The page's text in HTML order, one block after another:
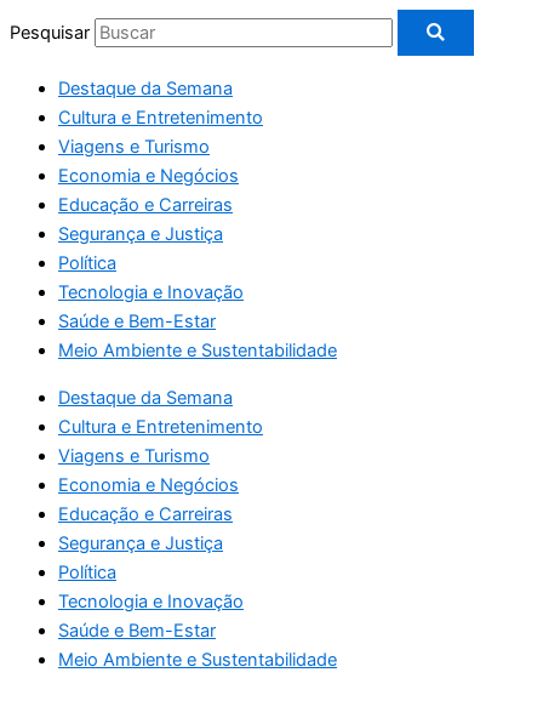
Pesquisar
Destaque da Semana
Cultura e Entretenimento
Viagens e Turismo
Economia e Negócios
Educação e Carreiras
Segurança e Justiça
Política
Tecnologia e Inovação
Saúde e Bem-Estar
Meio Ambiente e Sustentabilidade
Destaque da Semana
Cultura e Entretenimento
Viagens e Turismo
Economia e Negócios
Educação e Carreiras
Segurança e Justiça
Política
Tecnologia e Inovação
Saúde e Bem-Estar
Meio Ambiente e Sustentabilidade